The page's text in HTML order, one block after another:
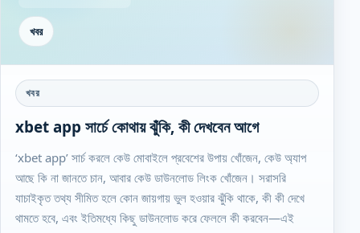
খবর
খবর
xbet app সার্চে কোথায় ঝুঁকি, কী দেখবেন আগে
‘xbet app’ সার্চ করলে কেউ মোবাইলে প্রবেশের উপায় খোঁজেন, কেউ অ্যাপ
আছে কি না জানতে চান, আবার কেউ ডাউনলোড লিংক খোঁজেন। সরাসরি
যাচাইকৃত তথ্য সীমিত হলে কোন জায়গায় ভুল হওয়ার ঝুঁকি থাকে, কী কী দেখে
থামতে হবে, এবং ইতিমধ্যে কিছু ডাউনলোড করে ফেললে কী করবেন—এই